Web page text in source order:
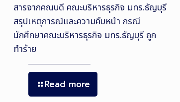
สารจากคณบดี คณะบริหารธุรกิจ มทร.ธัญบุรี
สรุปเหตุการณ์และความคืบหน้า กรณี
นักศึกษาคณะบริหารธุรกิจ มทร.ธัญบุรี ถูก
ทำร้าย
Read more